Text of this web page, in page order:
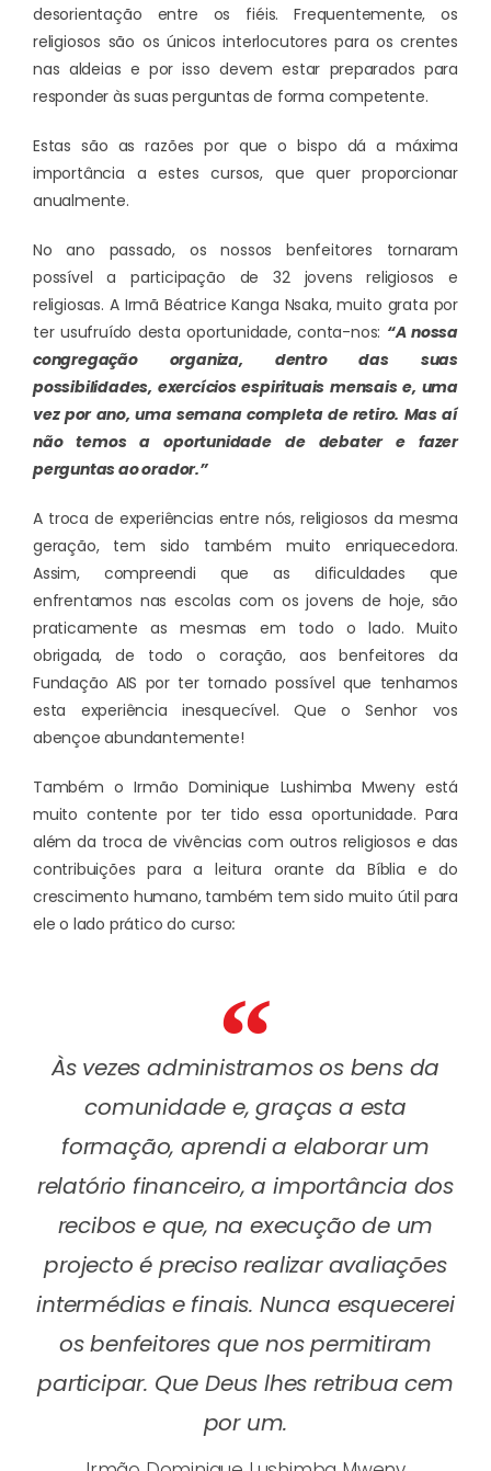
desorientação entre os fiéis. Frequentemente, os
religiosos são os únicos interlocutores para os crentes
nas aldeias e por isso devem estar preparados para
responder às suas perguntas de forma competente.
Estas são as razões por que o bispo dá a máxima
importância a estes cursos, que quer proporcionar
anualmente.
No ano passado, os nossos benfeitores tornaram
possível a participação de 32 jovens religiosos e
religiosas. A Irmã Béatrice Kanga Nsaka, muito grata por
ter usufruído desta oportunidade, conta-nos: “A nossa
congregação organiza, dentro das suas
possibilidades, exercícios espirituais mensais e, uma
vez por ano, uma semana completa de retiro. Mas aí
não temos a oportunidade de debater e fazer
perguntas ao orador.”
A troca de experiências entre nós, religiosos da mesma
geração, tem sido também muito enriquecedora.
Assim, compreendi que as dificuldades que
enfrentamos nas escolas com os jovens de hoje, são
praticamente as mesmas em todo o lado. Muito
obrigada, de todo o coração, aos benfeitores da
Fundação AIS por ter tornado possível que tenhamos
esta experiência inesquecível. Que o Senhor vos
abençoe abundantemente!
Também o Irmão Dominique Lushimba Mweny está
muito contente por ter tido essa oportunidade. Para
além da troca de vivências com outros religiosos e das
contribuições para a leitura orante da Bíblia e do
crescimento humano, também tem sido muito útil para
ele o lado prático do curso:
Às vezes administramos os bens da
comunidade e, graças a esta
formação, aprendi a elaborar um
relatório financeiro, a importância dos
recibos e que, na execução de um
projecto é preciso realizar avaliações
intermédias e finais. Nunca esquecerei
os benfeitores que nos permitiram
participar. Que Deus lhes retribua cem
por um.